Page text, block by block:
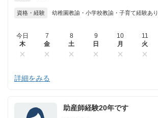
資格・経験 幼稚園教諭・小学校教諭・子育て経験あり
今日
木
7
金
8
土
9
日
10
月
11
火
詳細をみる
助産師経験20年です